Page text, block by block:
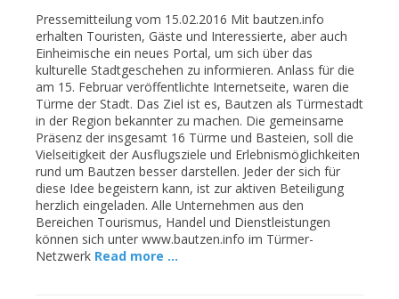
Pressemitteilung vom 15.02.2016 Mit bautzen.info
erhalten Touristen, Gäste und Interessierte, aber auch
Einheimische ein neues Portal, um sich über das
kulturelle Stadtgeschehen zu informieren. Anlass für die
am 15. Februar veröffentlichte Internetseite, waren die
Türme der Stadt. Das Ziel ist es, Bautzen als Türmestadt
in der Region bekannter zu machen. Die gemeinsame
Präsenz der insgesamt 16 Türme und Basteien, soll die
Vielseitigkeit der Ausflugsziele und Erlebnismöglichkeiten
rund um Bautzen besser darstellen. Jeder der sich für
diese Idee begeistern kann, ist zur aktiven Beteiligung
herzlich eingeladen. Alle Unternehmen aus den
Bereichen Tourismus, Handel und Dienstleistungen
können sich unter www.bautzen.info im Türmer-
Netzwerk Read more …